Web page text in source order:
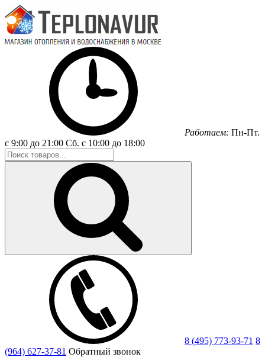
Работаем: Пн-Пт.
с 9:00 до 21:00 Сб. с 10:00 до 18:00
8 (495) 773-93-71 8
(964) 627-37-81 Обратный звонок